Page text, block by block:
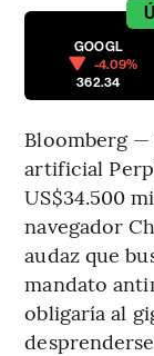
GOOGL
-4.09%
362.34
Bloomberg
artificial
US$34.500
navegador
audaz que
mandato
obligaría al